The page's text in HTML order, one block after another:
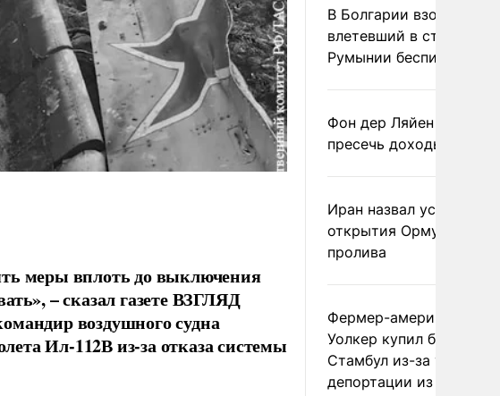
меры вплоть до выключения
– сказал газете ВЗГЛЯД
воздушного судна
Ил-112В из-за отказа системы
В Болгарии взорвался
влетевший в страну из
Румынии беспилотник
Фон дер Ляйен
пресечь доходы России
Иран назвал условие
открытия Ормузского
пролива
Фермер-американец
Уолкер купил билет в
Стамбул из-за угрозы
депортации из России